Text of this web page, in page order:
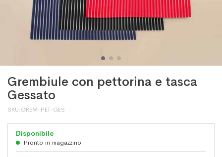
Grembiule con pettorina e tasca
Gessato
SKU GREM-PET-GES
Disponibile
Pronto in magazzino